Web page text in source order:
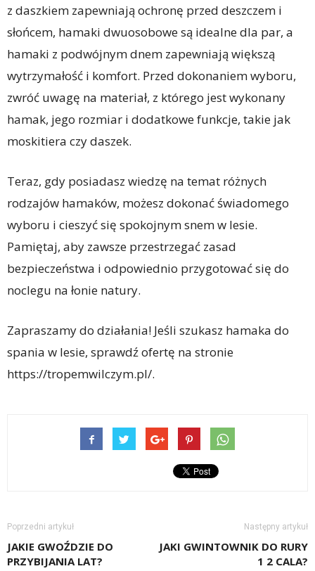
z daszkiem zapewniają ochronę przed deszczem i
słońcem, hamaki dwuosobowe są idealne dla par, a
hamaki z podwójnym dnem zapewniają większą
wytrzymałość i komfort. Przed dokonaniem wyboru,
zwróć uwagę na materiał, z którego jest wykonany
hamak, jego rozmiar i dodatkowe funkcje, takie jak
moskitiera czy daszek.
Teraz, gdy posiadasz wiedzę na temat różnych
rodzajów hamaków, możesz dokonać świadomego
wyboru i cieszyć się spokojnym snem w lesie.
Pamiętaj, aby zawsze przestrzegać zasad
bezpieczeństwa i odpowiednio przygotować się do
noclegu na łonie natury.
Zapraszamy do działania! Jeśli szukasz hamaka do
spania w lesie, sprawdź ofertę na stronie
https://tropemwilczym.pl/.
Poprzedni artykuł
JAKIE GWOŹDZIE DO
PRZYBIJANIA LAT?
Następny artykuł
JAKI GWINTOWNIK DO RURY
1 2 CALA?